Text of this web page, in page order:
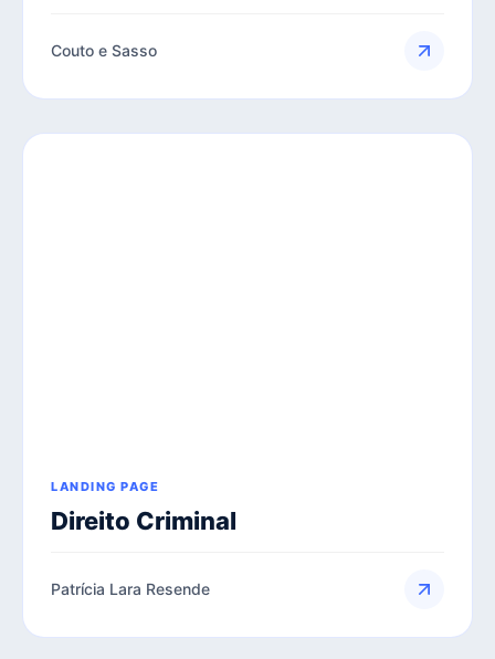
Couto e Sasso
LANDING PAGE
Direito Criminal
Patrícia Lara Resende